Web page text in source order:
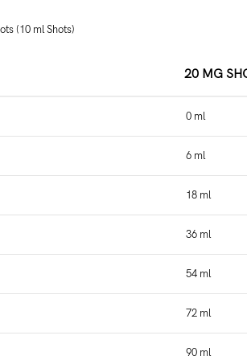
(10 ml Shots)
20 MG
0 ml
6 ml
18 ml
36 ml
54 ml
72 ml
90 ml